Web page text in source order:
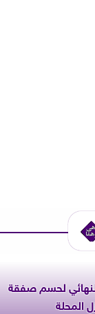
لحسم صفقة
المحلة